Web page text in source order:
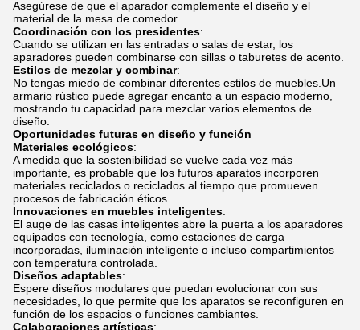
Asegúrese de que el aparador complemente el diseño y el
material de la mesa de comedor.
Coordinación con los presidentes:
Cuando se utilizan en las entradas o salas de estar, los
aparadores pueden combinarse con sillas o taburetes de acento.
Estilos de mezclar y combinar:
No tengas miedo de combinar diferentes estilos de muebles.Un
armario rústico puede agregar encanto a un espacio moderno,
mostrando tu capacidad para mezclar varios elementos de
diseño.
Oportunidades futuras en diseño y función
Materiales ecológicos:
A medida que la sostenibilidad se vuelve cada vez más
importante, es probable que los futuros aparatos incorporen
materiales reciclados o reciclados al tiempo que promueven
procesos de fabricación éticos.
Innovaciones en muebles inteligentes:
El auge de las casas inteligentes abre la puerta a los aparadores
equipados con tecnología, como estaciones de carga
incorporadas, iluminación inteligente o incluso compartimientos
con temperatura controlada.
Diseños adaptables:
Espere diseños modulares que puedan evolucionar con sus
necesidades, lo que permite que los aparatos se reconfiguren en
función de los espacios o funciones cambiantes.
Colaboraciones artísticas: